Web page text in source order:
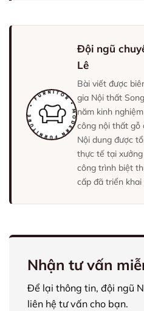
Đội ngũ
Lê
Bài viết được
gia Nội thất
năm kinh
công nội thất gỗ
Nội dung được
thực tế tại
công trình biệt
cấp đã triển
Nhận tư vấn
Để lại thông tin, đội ngũ
liên hệ tư vấn cho bạn.